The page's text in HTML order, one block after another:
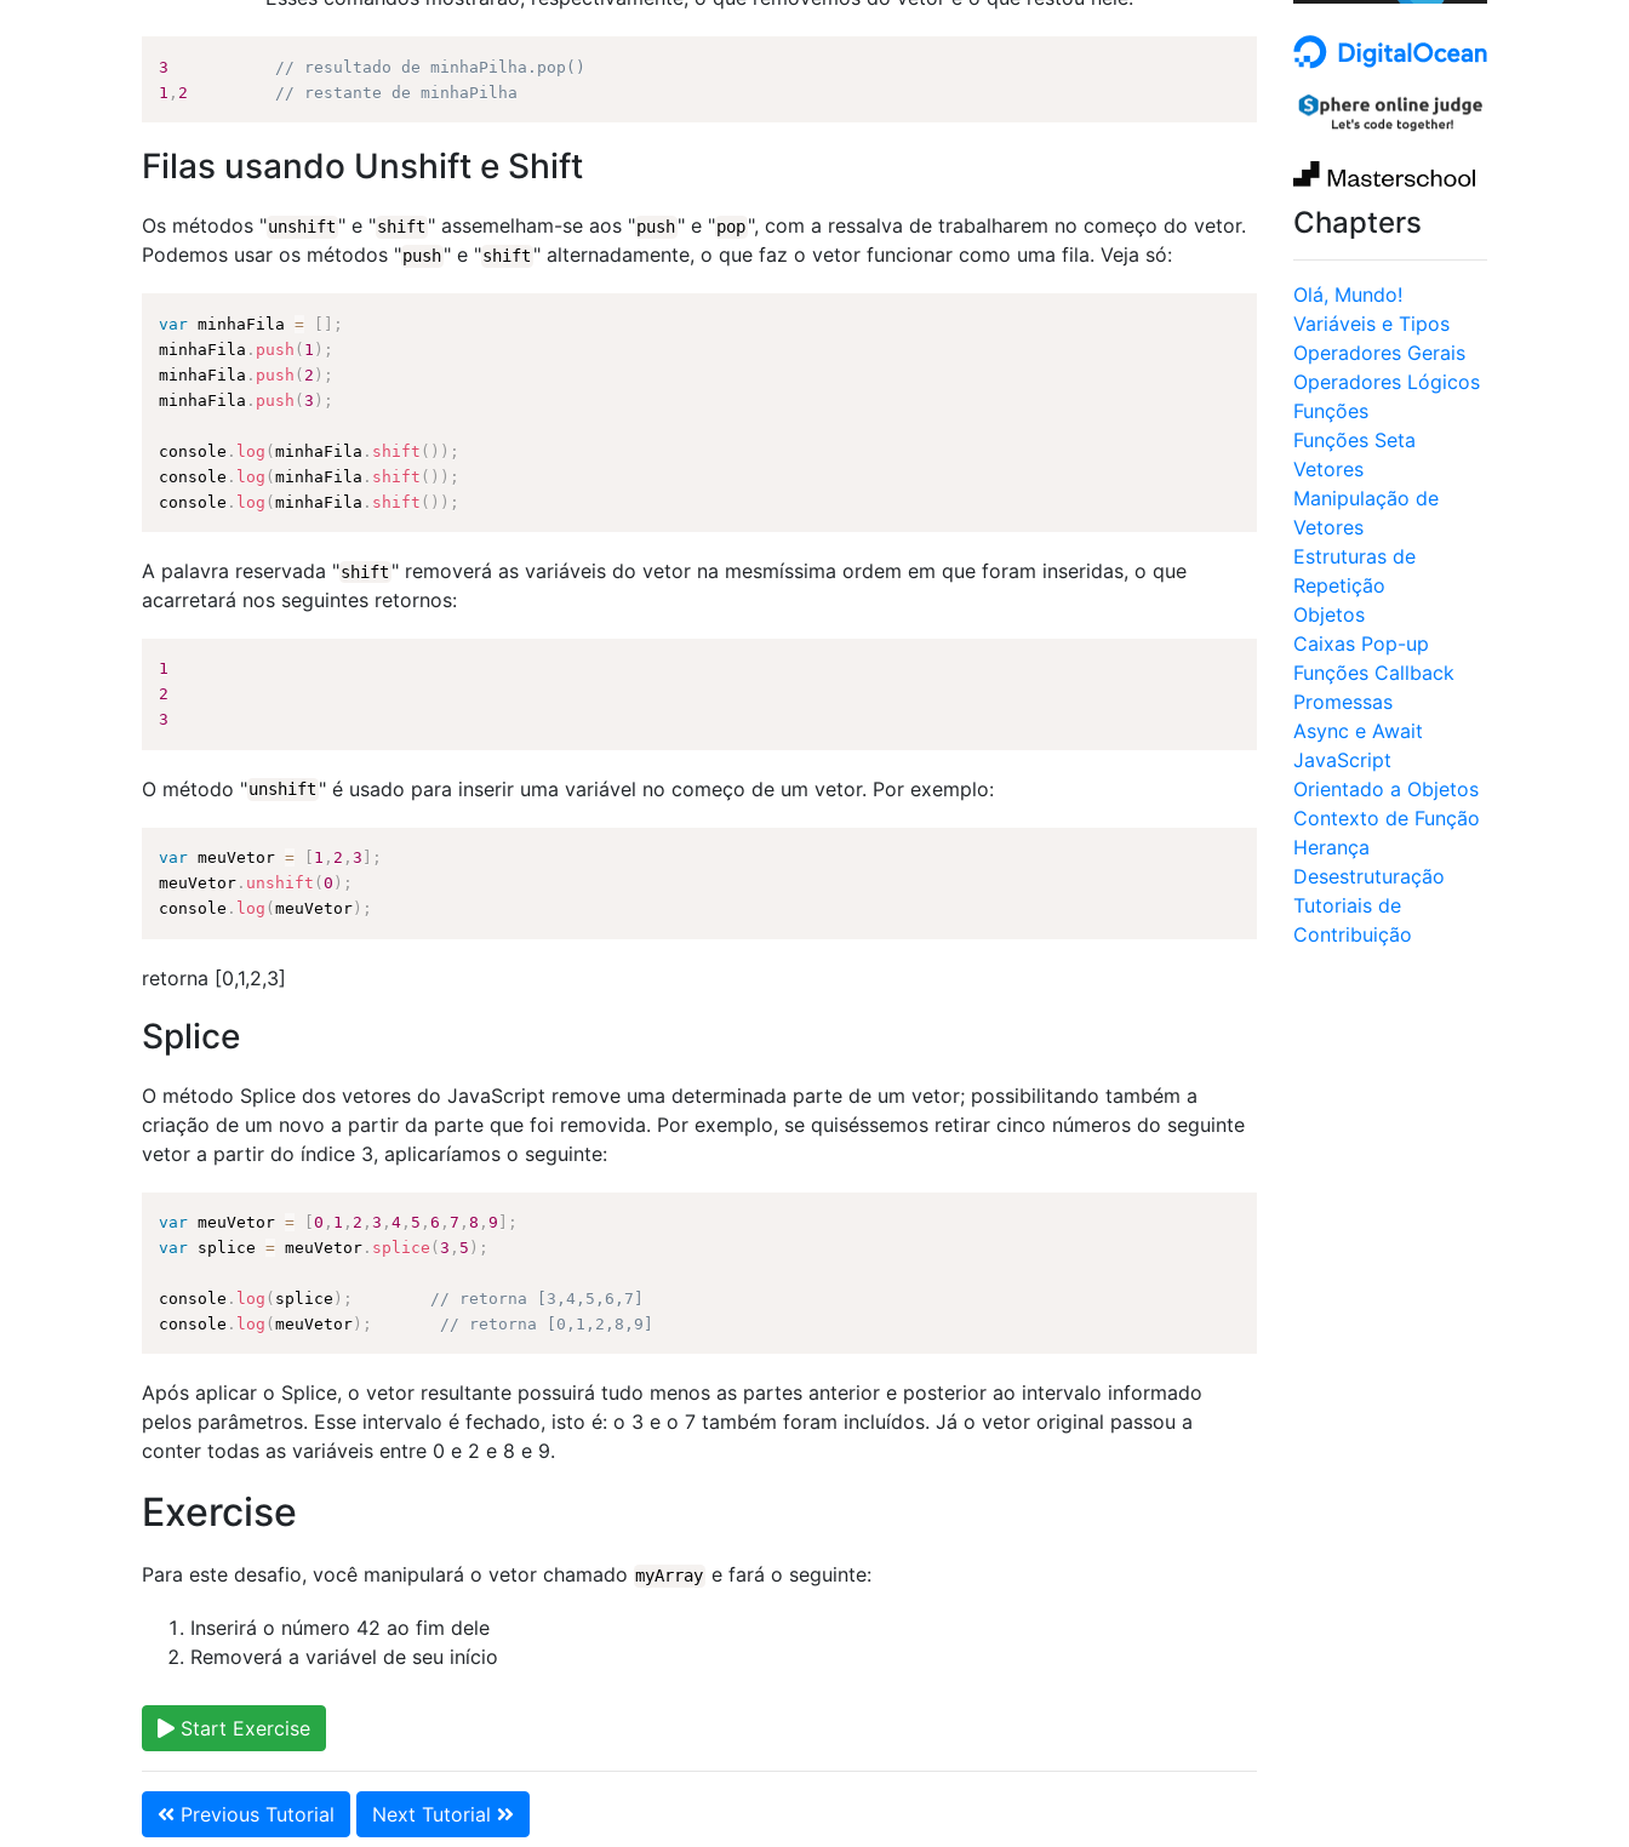
3
// resultado de minhaPilha.pop()
1 , 2 // restante de minhaPilha
Filas usando Unshift e Shift
Os métodos "unshift " e "shift " assemelham-se aos "push" e "pop", com a ressalva de trabalharem no começo do vetor.
Podemos usar os métodos "push" e "shift " alternadamente, o que faz o vetor funcionar como uma fila. Veja só:
var minhaFila = [ ] ;
minhaFila . push ( 1 ) ;
minhaFila . push ( 2 ) ;
minhaFila . push (3 ) ;
console . log (minhaFila . shift ( ) ) ;
console . log (minhaFila . shift ( ) ) ;
console . log (minhaFila . shift ( ) ) ;
A palavra reservada "shift " removerá as variáveis do vetor na mesmíssima ordem em que foram inseridas, o que
acarretará nos seguintes retornos:
1
2
3
O método "unshift " é usado para inserir uma variável no começo de um vetor. Por exemplo:
var meuVetor = 1 , 2 ,3
;
meuVetor . unshift (0 ) ;
console . log (meuVetor ) ;
retorna [0,1,2,3]
Splice
O método Splice dos vetores do JavaScript remove uma determinada parte de um vetor; possibilitando também a
criação de um novo a partir da parte que foi removida. Por exemplo, se quiséssemos retirar cinco números do seguinte
vetor a partir do índice 3, aplicaríamos o seguinte:
var meuVetor = [0 , 1 , 2 ,3 ,4 , 5 ,6 ,7 ,8 ,9
;
var splice = meuVetor . splice (3 , 5 ) ;
console . log ( splice ) ;
// retorna [3,4,5,6,7]
console . log (meuVetor ) ; // retorna [0,1,2,8,9]
Após aplicar o Splice, o vetor resultante possuirá tudo menos as partes anterior e posterior ao intervalo informado
pelos parâmetros. Esse intervalo é fechado, isto é: o 3 e o 7 também foram incluídos. Já o vetor original passou a
conter todas as variáveis entre 0 e 2 e 8 e 9.
Exercise
Para este desafio, você manipulará o vetor chamado myArray e fará o seguinte:
Inserirá o número 42 ao fim dele
Removerá a variável de seu início
Start Exercise
Previous Tutorial Next Tutorial
Chapters
Olá, Mundo!
Variáveis e Tipos
Operadores Gerais
Operadores Lógicos
Funções
Funções Seta
Vetores
Manipulação de
Vetores
Estruturas de
Repetição
Objetos
Caixas Pop-up
Funções Callback
Promessas
Async e Await
JavaScript
Orientado a Objetos
Contexto de Função
Herança
Desestruturação
Tutoriais de
Contribuição